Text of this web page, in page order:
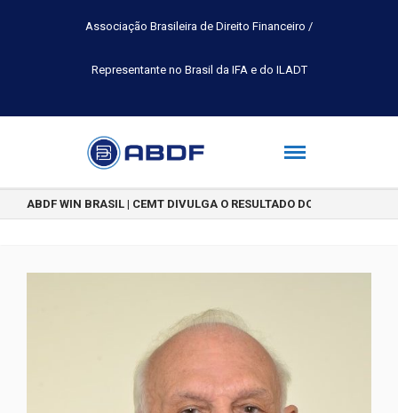
Associação Brasileira de Direito Financeiro /
Representante no Brasil da IFA e do ILADT
ABDF WIN BRASIL | CEMT DIVULGA O RESULTADO DO CONCURSO